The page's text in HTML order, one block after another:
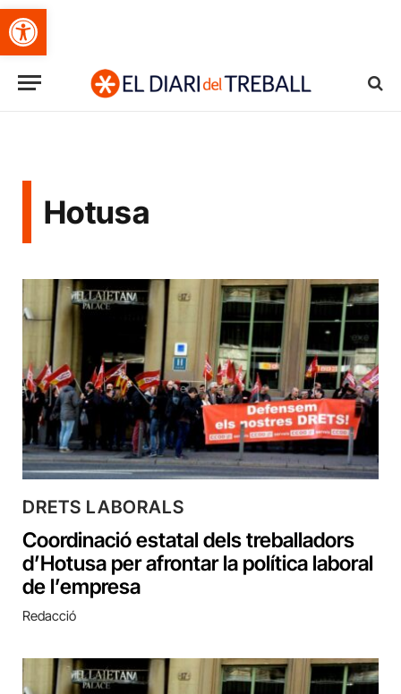
Obre la barra d'eines
Hotusa
DRETS LABORALS
Coordinació estatal dels treballadors
d’Hotusa per afrontar la política laboral
de l’empresa
Redacció